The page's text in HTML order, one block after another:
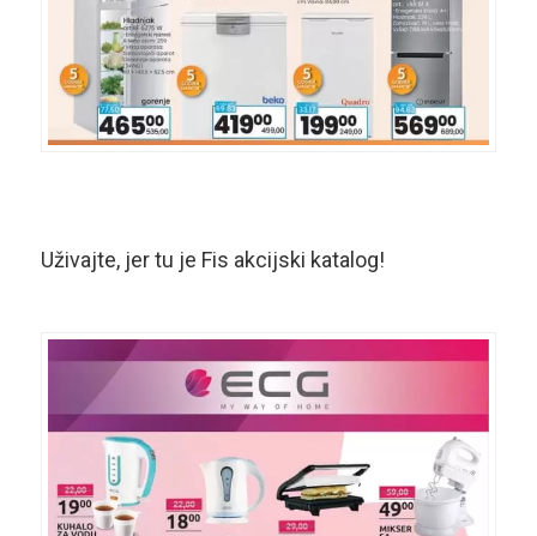
Uživajte, jer tu je Fis akcijski katalog!